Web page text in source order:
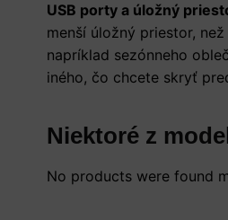
USB porty a úložný
menší úložný priestor,
napríklad sezónneho
iného, čo chcete skryť
Niektoré z
No products were found